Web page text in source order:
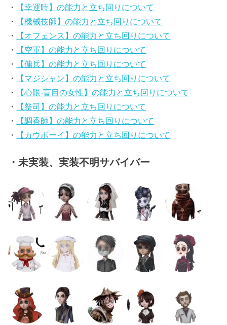
・
【幸運時】の能力と立ち回りについて
・
【機械技師】の能力と立ち回りについて
・
【オフェンス】の能力と立ち回りについて
・
【空軍】の能力と立ち回りについて
・
【傭兵】の能力と立ち回りについて
・
【マジシャン】の能力と立ち回りについて
・
【心眼-盲目の女性】の能力と立ち回りについて
・
【祭司】の能力と立ち回りについて
・
【調香師】の能力と立ち回りについて
・
【カウボーイ】の能力と立ち回りについて
・未実装、実装不明サバイバー